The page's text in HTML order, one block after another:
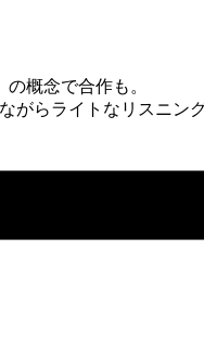
の概念で合作も。
がらライトなリスニン